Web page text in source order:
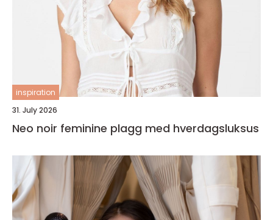
inspiration
31. July 2026
Neo noir feminine plagg med hverdagsluksus